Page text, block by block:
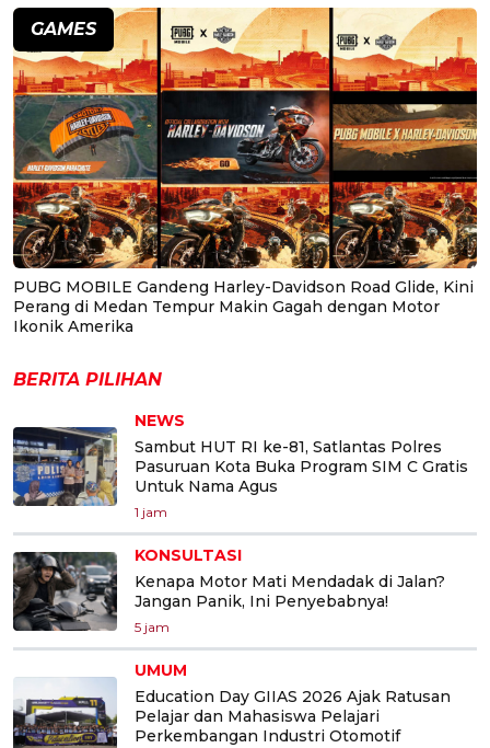
GAMES
PUBG MOBILE Gandeng Harley-Davidson Road Glide, Kini
Perang di Medan Tempur Makin Gagah dengan Motor
Ikonik Amerika
BERITA PILIHAN
NEWS
Sambut HUT RI ke-81, Satlantas Polres
Pasuruan Kota Buka Program SIM C Gratis
Untuk Nama Agus
1 jam
KONSULTASI
Kenapa Motor Mati Mendadak di Jalan?
Jangan Panik, Ini Penyebabnya!
5 jam
UMUM
Education Day GIIAS 2026 Ajak Ratusan
Pelajar dan Mahasiswa Pelajari
Perkembangan Industri Otomotif